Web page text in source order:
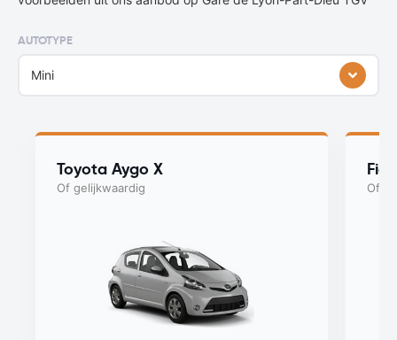
AUTOTYPE
Mini
Toyota Aygo X
Of gelijkwaardig Of